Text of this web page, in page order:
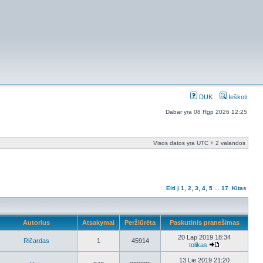
DUK Ieškoti
Dabar yra 08 Rgp 2026 12:25
Visos datos yra UTC + 2 valandos
Eiti į 1 2 3 4 5 17 Kitas
Autorius Atsakymai Peržiūrėta Paskutinis pranešimas
Ričardas 1 45914
20 Lap 2019 18:34
tolikas
13 Lie 2019 21:20